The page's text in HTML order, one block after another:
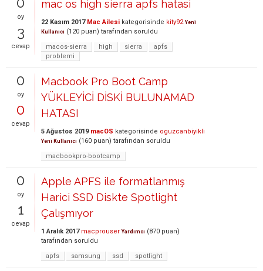
oy
3
cevap
mac os high sierra apfs hatasi
22 Kasım 2017 Mac Ailesi kategorisinde kity92 Yeni
Kullanıcı (120 puan) tarafından soruldu
macos-sierra
high sierra
apfs
problemi
0
oy
0
cevap
Macbook Pro Boot Camp
YÜKLEYİCİ DİSKİ BULUNAMAD
HATASI
5 Ağustos 2019 macOS kategorisinde oguzcanbiyikli
Yeni Kullanıcı (160 puan) tarafından soruldu
macbookpro-bootcamp
0
oy
1
cevap
Apple APFS ile formatlanmış
Harici SSD Diskte Spotlight
Çalışmıyor
1 Aralık 2017 macprouser Yardımcı (870 puan)
tarafından soruldu
apfs
samsung ssd spotlight